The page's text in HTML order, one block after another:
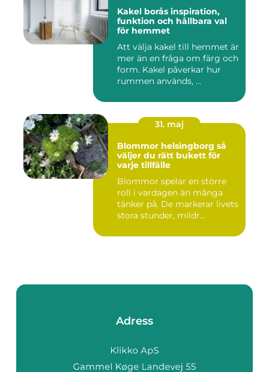
Kakel borås inspiration,
funktion och hållbara val
för hemmet
Att välja kakel till hemmet är
mer än en fråga om färg och
form. Kakel påverkar hur
rummen används, ...
31. maj
Blommor helsingborg så
väljer du rätt bukett för
varje tillfälle
Blommor spelar en större
roll i vardagen än många
tänker på. De markerar livets
stora stunder, mildr...
Adress